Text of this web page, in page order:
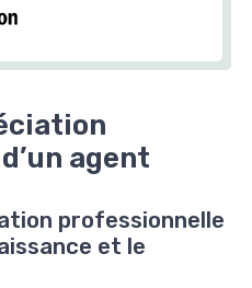
agent
professionnelle
et le